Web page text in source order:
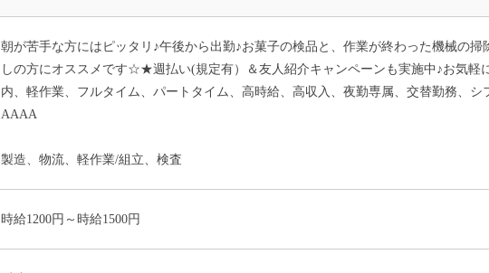
朝が苦手な方にはピッタリ♪午後から出勤♪お菓子の検品と、作業が終わった機械の
しの方にオススメです☆★週払い(規定有）＆友人紹介キャンペーンも実施中♪お気軽
内、軽作業、フルタイム、パートタイム、高時給、高収入、夜勤専属、交替勤務、
AAAA
製造、物流、軽作業/組立、検査
時給1200円～時給1500円